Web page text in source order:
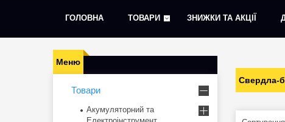
ГОЛОВНА ТОВАРИ ЗНИЖКИ ТА АКЦІЇ
Свердла-
Товари
Акумуляторний та